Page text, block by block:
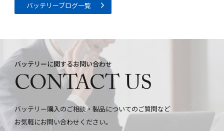
バッテリーブログ一覧
バッテリーに関するお問い合わせ
CONTACT US
バッテリー購入のご相談・製品についてのご質問など
お気軽にお問い合わせください。